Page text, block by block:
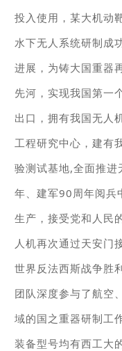
投入使用，某大机动
水下无人系统研制成
进展，为铸大国重器
先河，实现我国第一
出口，拥有我国无人
工程研究中心，建有
验测试基地,全面推
年、建军90周年阅兵
生产，接受党和人民
人机再次通过天安门
世界反法西斯战争胜
团队深度参与了航空
域的国之重器研制工
装备型号均有西工大